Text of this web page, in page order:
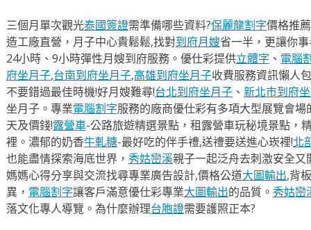
三個月單次觀光泰國簽證需準備哪些資料?保麗龍割字價格推
造工廠直營，月子中心貴鬆鬆,找對到府月嫂省一半，更讓你
24小時、9小時彈性月嫂到府服務。優仕彩提供立體字 、 電腦
府坐月子,台南到府坐月子,高雄到府坐月子收費服務資訊懶人
不要錯過最佳時機!好月嫂難尋!台北到府坐月子、 新北市到府
坐月子。專業電腦割字服務的廠商優仕彩有多項大型展覽會場
天及價錢!露營車-公路旅遊精選景點，租露營車玩秘境景點，
裡。濃郁的奶香牛軋糖-最好吃的伴手禮,送禮要送進心崁裡!北
也能盡情探索海底世界， 秀姑巒溪親子一起泛舟去​刺激安全
媽媽心得分享與交流找尋專業廣告設計,價格公道大圖輸出,背
異， 電腦割字讓客戶滿意優仕彩專業大圖輸出的品質。 秀姑巒
落文化專人導覽。為什麼辦理台胞證需要護照正本?